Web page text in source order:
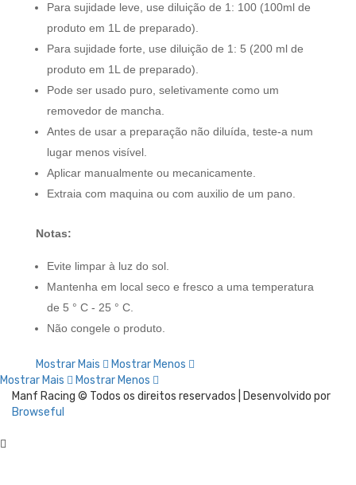
Para sujidade leve, use diluição de 1: 100 (100ml de
produto em 1L de preparado).
Para sujidade forte, use diluição de 1: 5 (200 ml de
produto em 1L de preparado).
Pode ser usado puro, seletivamente como um
removedor de mancha.
Antes de usar a preparação não diluída, teste-a num
lugar menos visível.
Aplicar manualmente ou mecanicamente.
Extraia com maquina ou com auxilio de um pano.
Notas:
Evite limpar à luz do sol.
Mantenha em local seco e fresco a uma temperatura
de 5 ° C - 25 ° C.
Não congele o produto.
Mostrar Mais
Mostrar Menos
Mostrar Mais
Mostrar Menos
Manf Racing © Todos os direitos reservados | Desenvolvido por
Browseful